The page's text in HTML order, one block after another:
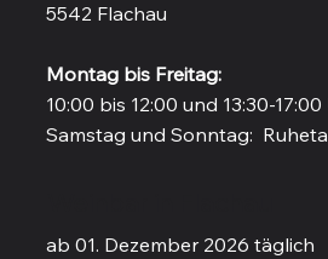
5542 Flachau
Montag bis Freitag:
10:00 bis 12:00 und 13:30-
Samstag und Sonntag:
ab 01. Dezember 2026 täglich